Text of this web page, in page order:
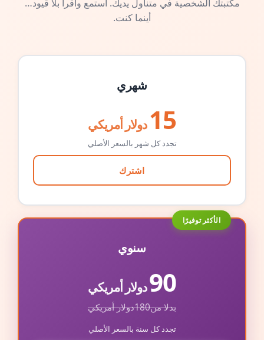
مكتبتك الشخصية في متناول يديك. استمع واقرأ بلا قيود…
أينما كنت.
شهري
15 دولار أمريكي
تجدد كل شهر بالسعر الأصلي
اشترك
الأكثر توفيرًا
سنوي
90دولار أمريكي
بدلا من180دولار أمريكي
تجدد كل سنة بالسعر الأصلي